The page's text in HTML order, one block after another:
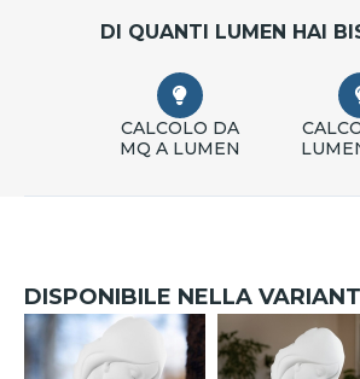
DI QUANTI LUMEN HAI
CALCOLO DA
MQ A LUMEN
DISPONIBILE NELLA